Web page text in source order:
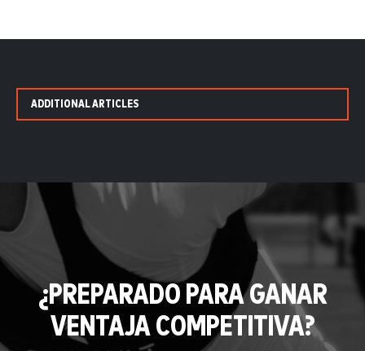
ADDITIONAL ARTICLES
¿PREPARADO PARA GANAR
VENTAJA COMPETITIVA?